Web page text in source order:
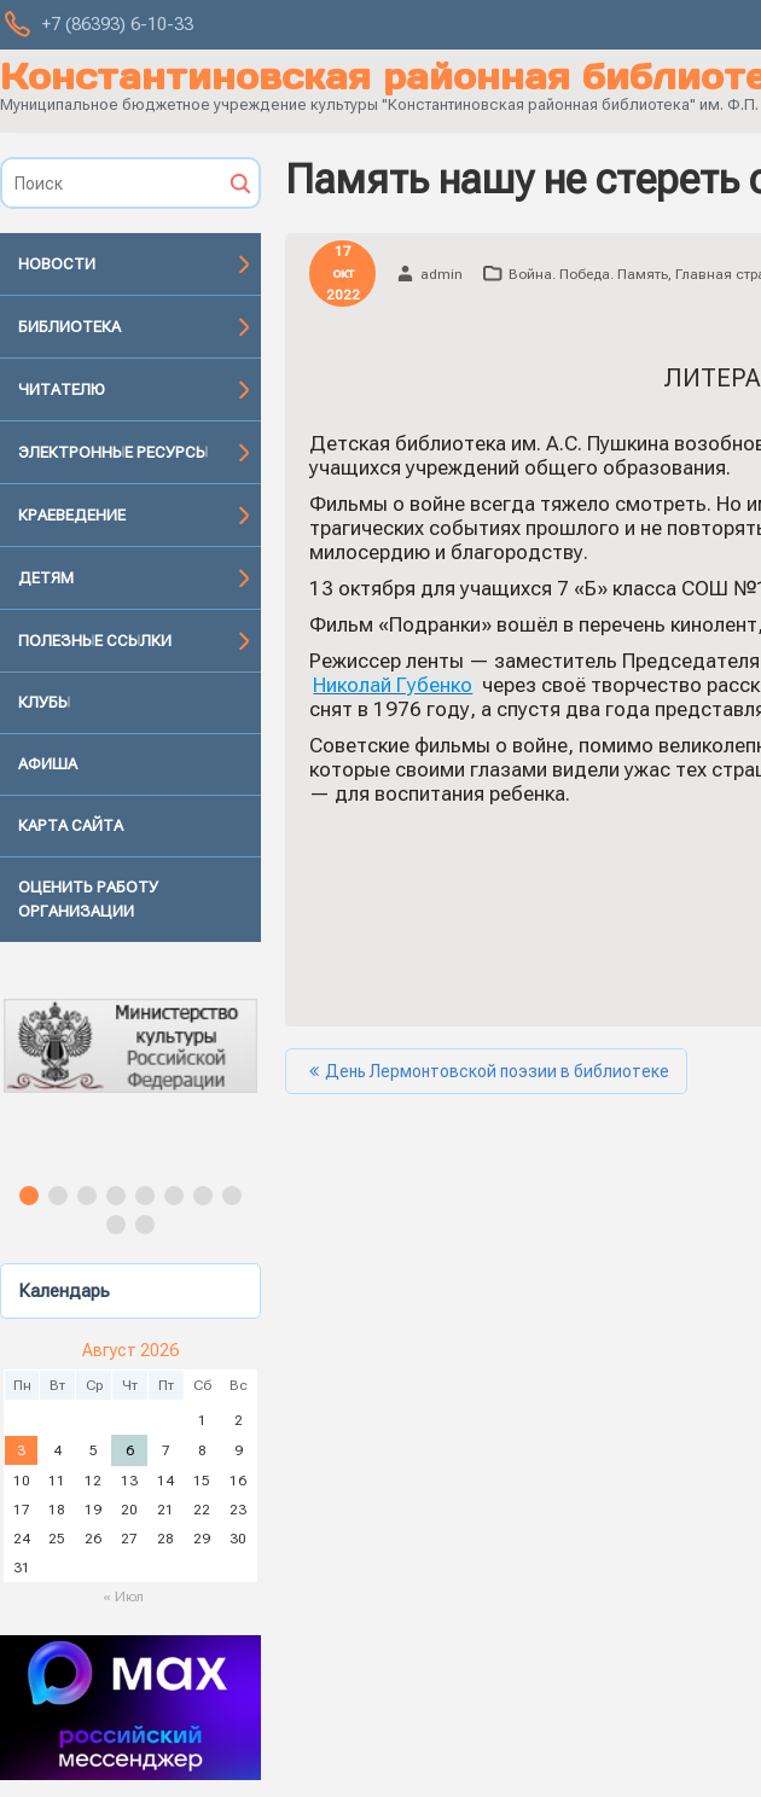
+7 (86393) 6-10-33
Константиновская районная
Муниципальное бюджетное учреждение культуры "Константиновская районная библиотека" им.
НОВОСТИ
БИБЛИОТЕКА
ЧИТАТЕЛЮ
ЭЛЕКТРОННЫЕ РЕСУРСЫ
КРАЕВЕДЕНИЕ
ДЕТЯМ
ПОЛЕЗНЫЕ ССЫЛКИ
КЛУБЫ
АФИША
КАРТА САЙТА
ОЦЕНИТЬ РАБОТУ
ОРГАНИЗАЦИИ
Календарь
Август 2026
Пн Вт Ср Чт Пт Сб Вс
1
2
3
4 5 6 7 8
9
10
11 12 13 14 15
16
17
18 19 20 21 22
23
24
25 26 27 28 29
30
31
« Июл
Память нашу не стереть
17
окт
2022
admin Война. Победа. Память, Главная
Детская библиотека им. А.С. Пушкина
учащихся учреждений общего образования.
Фильмы о войне всегда тяжело смотреть. Но
трагических событиях прошлого и не
милосердию и благородству.
13 октября для учащихся 7 «Б» класса СОШ
Фильм «Подранки» вошёл в перечень
Режиссер ленты — заместитель
Николай Губенко через своё творчество
снят в 1976 году, а спустя два года
Советские фильмы о войне, помимо
которые своими глазами видели ужас тех
— для воспитания ребенка.
День Лермонтовской поэзии в библиотеке